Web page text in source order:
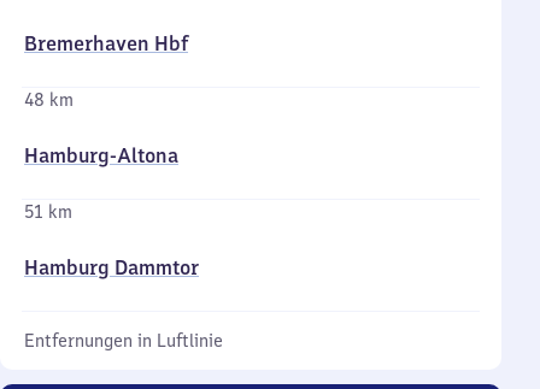
Bremerhaven Hbf
48 km
Hamburg-Altona
51 km
Hamburg Dammtor
Entfernungen in Luftlinie